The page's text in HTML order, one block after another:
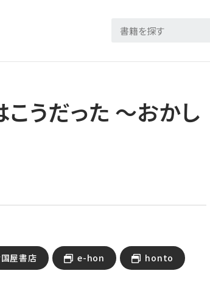
うだった ～おかし
屋書店 e-hon honto